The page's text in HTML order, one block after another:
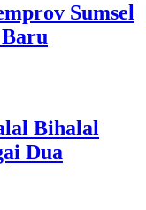
Sumsel
Bihalal
Dua